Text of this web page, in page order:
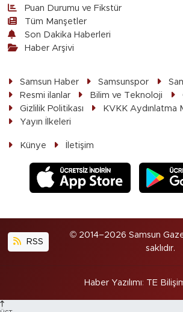
Puan Durumu ve Fikstür
Tüm Manşetler
Son Dakika Haberleri
Haber Arşivi
Samsun Haber Samsunspor
Resmi ilanlar
Bilim ve Teknoloji
Gizlilik Politikası
KVKK Aydınlatma
Yayın İlkeleri
Künye İletişim
RSS
© 2014–2026 Samsun
saklıdır.
Haber Yazılımı: TE